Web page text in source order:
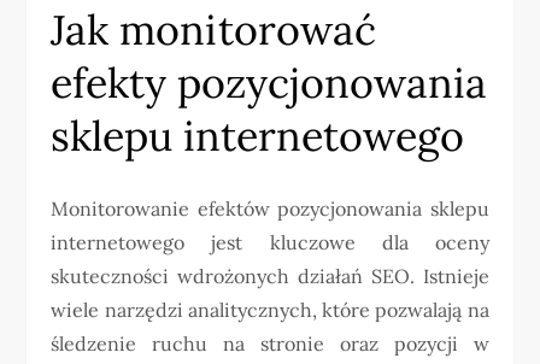
Jak monitorować
efekty pozycjonowania
sklepu internetowego
Monitorowanie efektów pozycjonowania sklepu
internetowego jest kluczowe dla oceny
skuteczności wdrożonych działań SEO. Istnieje
wiele narzędzi analitycznych, które pozwalają na
śledzenie ruchu na stronie oraz pozycji w